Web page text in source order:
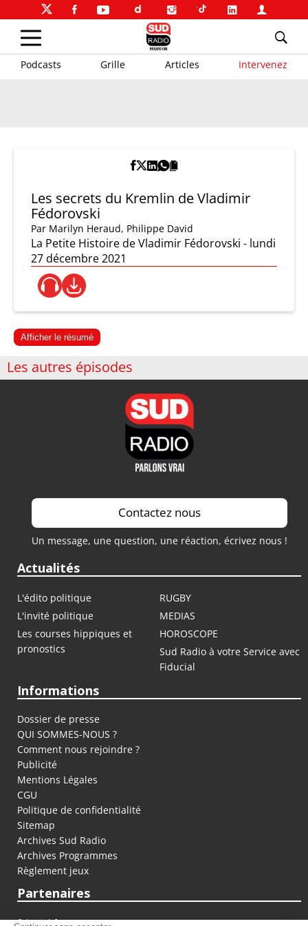
Podcasts Grille Articles Intervenez
Les secrets du Kremlin de Vladimir
Fédorovski
Par Marilyn Heraud, Philippe David
La Petite Histoire de Vladimir Fédorovski - lundi
27 décembre 2021
Afficher le résumé
Les autres épisodes
Contactez nous
Un message, une question, une réaction, écrivez nous !
Actualités
L'édito politique
RUGBY
L'invité politique
MEDIAS
Les courses hippiques et
pronostics
HOROSCOPE
Sud Radio à votre Service avec
Fiducial
Informations
Dossier de presse
QUI SOMMES-NOUS ?
Comment nous rejoindre ?
Publicité
Mentions Légales
CGU
Politique de confidentialité
Sitemap
Archives Sud Radio
Archives Programmes
Règlement jeux
Partenaires
fiducial.fr